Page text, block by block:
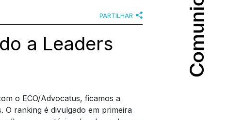
PARTILHAR
a Leaders
o ECO/Advocatus, ficamos a
O ranking é divulgado em primeira